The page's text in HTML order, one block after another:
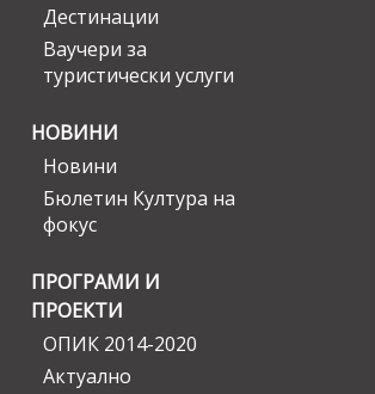
Дестинации
Ваучери за
туристически услуги
НОВИНИ
Новини
Бюлетин Култура на
фокус
ПРОГРАМИ И
ПРОЕКТИ
ОПИК 2014-2020
Актуално